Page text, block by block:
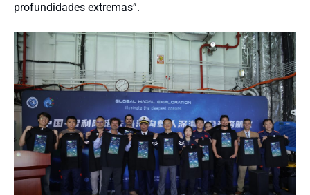
profundidades extremas”.